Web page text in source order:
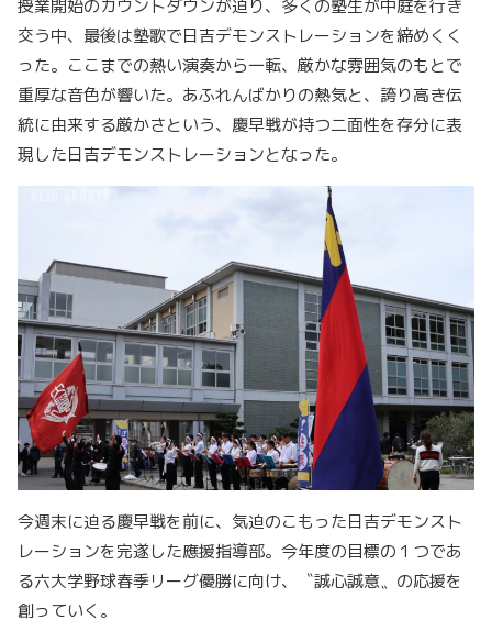
授業開始のカウントダウンが迫り、多くの塾生が中庭を行き
交う中、最後は塾歌で日吉デモンストレーションを締めくく
った。ここまでの熱い演奏から一転、厳かな雰囲気のもとで
重厚な音色が響いた。あふれんばかりの熱気と、誇り高き伝
統に由来する厳かさという、慶早戦が持つ二面性を存分に表
現した日吉デモンストレーションとなった。
今週末に迫る慶早戦を前に、気迫のこもった日吉デモンスト
レーションを完遂した應援指導部。今年度の目標の１つであ
る六大学野球春季リーグ優勝に向け、〝誠心誠意〟の応援を
創っていく。